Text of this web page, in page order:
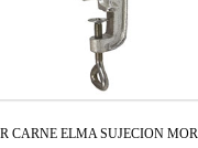
CARNE ELMA SUJECION